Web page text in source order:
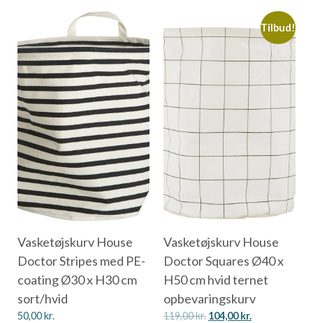
Vasketøjskurv House
Doctor Stripes med PE-
coating Ø30 x H30 cm
sort/hvid
50,00kr.
Tilbud!
Vasketøjskurv House
Doctor Squares Ø40 x
H50 cm hvid ternet
opbevaringskurv
119,00kr. 104,00kr.